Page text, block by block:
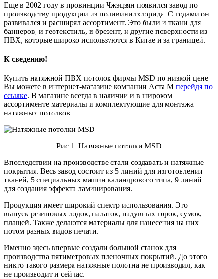
Еще в 2002 году в провинции Чжэцзян появился завод по
производству продукции из поливинилхлорида. С годами он
развивался и расширял ассортимент. Это были и ткани для
баннеров, и геотекстиль, и брезент, и другие поверхности из
ПВХ, которые широко используются в Китае и за границей.
К сведению!
Купить натяжной ПВХ потолок фирмы MSD по низкой цене
Вы можете в интернет-магазине компании Аста М перейдя по
ссылке. В магазине всегда в наличии и в широком
ассортименте материалы и комплектующие для монтажа
натяжных потолков.
Рис.1. Натяжные потолки MSD
Впоследствии на производстве стали создавать и натяжные
покрытия. Весь завод состоит из 5 линий для изготовления
тканей, 5 специальных машин каландрового типа, 9 линий
для создания эффекта ламинирования.
Продукция имеет широкий спектр использования. Это
выпуск резиновых лодок, палаток, надувных горок, сумок,
плащей. Также делаются материалы для нанесения на них
потом разных видов печати.
Именно здесь впервые создали большой станок для
производства пятиметровых пленочных покрытий. До этого
никто такого размера натяжные полотна не производил, как
не производит и сейчас.